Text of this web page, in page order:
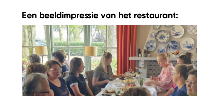
Een beeldimpressie van het restaurant: